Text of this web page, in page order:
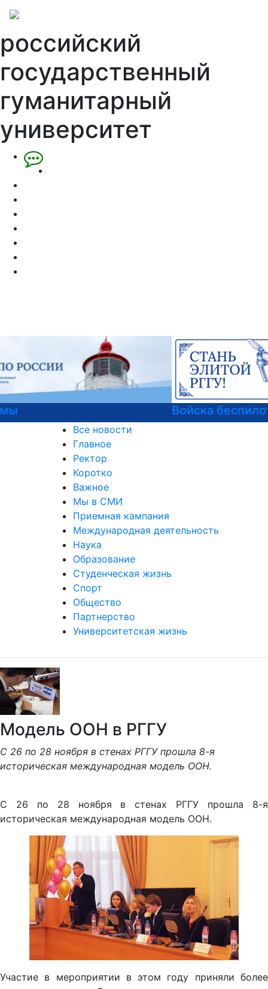
российский
государственный
гуманитарный
университет
Войска беспилотных систем РФ
Все новости
Главное
Ректор
Коротко
Важное
Мы в СМИ
Приемная кампания
Международная деятельность
Наука
Образование
Студенческая жизнь
Спорт
Общество
Партнерство
Университетская жизнь
Модель ООН в РГГУ
С 26 по 28 ноября в стенах РГГУ прошла 8-я
историческая международная модель ООН.
С 26 по 28 ноября в стенах РГГУ прошла 8-я
историческая международная модель ООН.
Участие в мероприятии в этом году приняли более